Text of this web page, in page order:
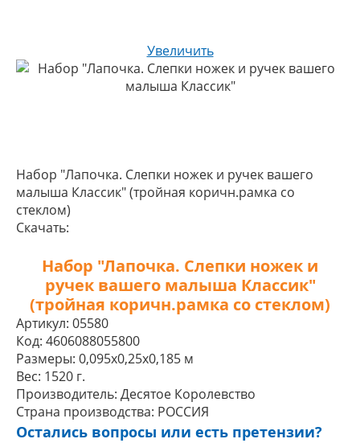
Увеличить
Набор "Лапочка. Слепки ножек и ручек вашего
малыша Классик" (тройная коричн.рамка со
стеклом)
Скачать:
Набор "Лапочка. Слепки ножек и
ручек вашего малыша Классик"
(тройная коричн.рамка со стеклом)
Артикул: 05580
Код: 4606088055800
Размеры: 0,095x0,25x0,185 м
Вес: 1520 г.
Производитель: Десятое Королевство
Страна производства: РОССИЯ
Остались вопросы или есть претензии?